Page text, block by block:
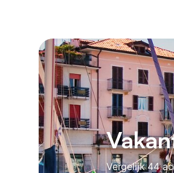
Vergelijk 44